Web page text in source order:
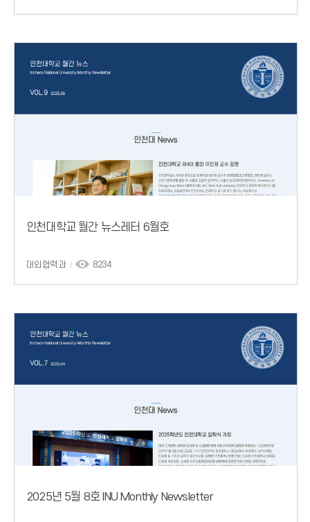
인천대학교 월간 뉴스레터 6월호
대외협력과 8234
2025년 5월 8호 INU Monthly Newsletter